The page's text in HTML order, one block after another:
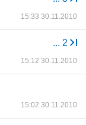
15:33 30.11.2010
... 2
15:12 30.11.2010
15:02 30.11.2010